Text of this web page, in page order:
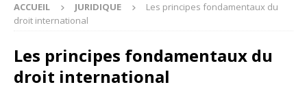
ACCUEIL JURIDIQUE
Les principes fondamentaux du
droit international
Les principes fondamentaux du
droit international